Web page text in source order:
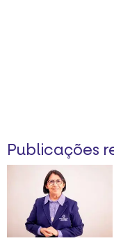
Publicações